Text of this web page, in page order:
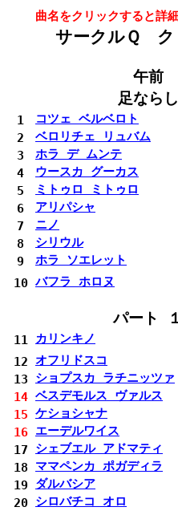
曲名をクリックすると詳
サークルＱ
午前
足ならし
1 コツェ ベルベロト
2
ベロリチェ リュバム
3
ホラ デ ムンテ
4
ウースカ グーカス
5
ミトゥロ ミトゥロ
6
アリパシャ
7
ニノ
8
シリウル
9
ホラ ソエレット
10 バフラ ホロヌ
パート
11
カリンキノ
12 オフリドスコ
13
ショプスカ ラチニッツァ
14 ベスデモルス ヴァルス
15 ケショシャナ
16
エーデルワイス
17
シェブエル アドマティ
18
ママペンカ ポガディラ
19
ダルバシア
20
シロバチコ オロ